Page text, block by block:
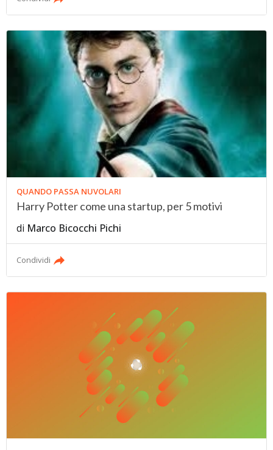
QUANDO PASSA NUVOLARI
Harry Potter come una startup, per 5 motivi
di Marco Bicocchi Pichi
Condividi